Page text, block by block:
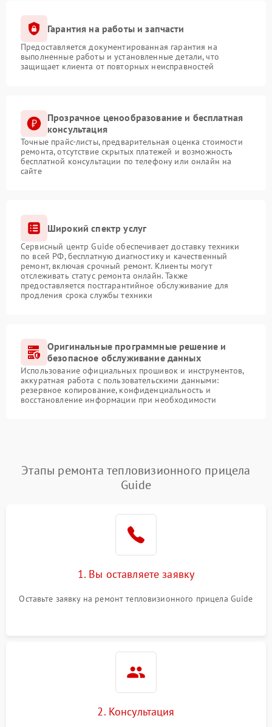
Гарантия на работы и запчасти
Предоставляется документированная гарантия на
выполненные работы и установленные детали, что
защищает клиента от повторных неисправностей
Прозрачное ценообразование и бесплатная
консультация
Точные прайс-листы, предварительная оценка стоимости
ремонта, отсутствие скрытых платежей и возможность
бесплатной консультации по телефону или онлайн на
сайте
Широкий спектр услуг
Сервисный центр Guide обеспечивает доставку техники
по всей РФ, бесплатную диагностику и качественный
ремонт, включая срочный ремонт. Клиенты могут
отслеживать статус ремонта онлайн. Также
предоставляется постгарантийное обслуживание для
продления срока службы техники
Оригинальные программные решение и
безопасное обслуживание данных
Использование официальных прошивок и инструментов,
аккуратная работа с пользовательскими данными:
резервное копирование, конфиденциальность и
восстановление информации при необходимости
Этапы ремонта тепловизионного прицела
Guide
1. Вы оставляете заявку
Оставьте заявку на ремонт тепловизионного прицела Guide
2. Консультация